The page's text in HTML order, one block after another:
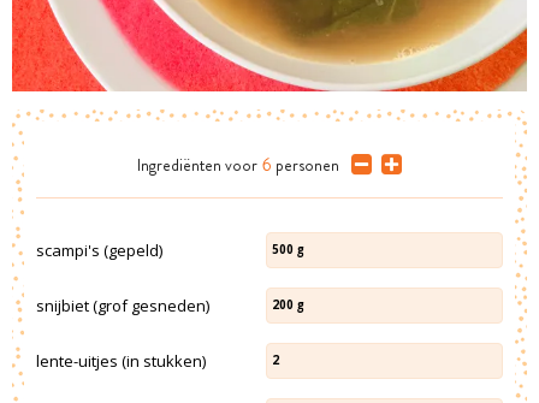
Ingrediënten voor 6 personen
scampi's (gepeld) 500 g
snijbiet (grof gesneden) 200 g
lente-uitjes (in stukken) 2